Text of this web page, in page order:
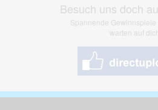
Besuch uns doch
Spannende
warten auf